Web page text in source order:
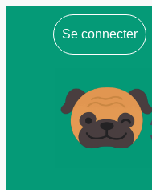
Se connecter